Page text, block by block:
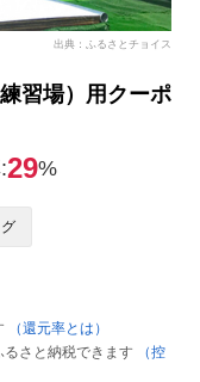
出典：ふるさとチョイス
習場）用クーポ
29%
（還元率とは）
さと納税できます
（控